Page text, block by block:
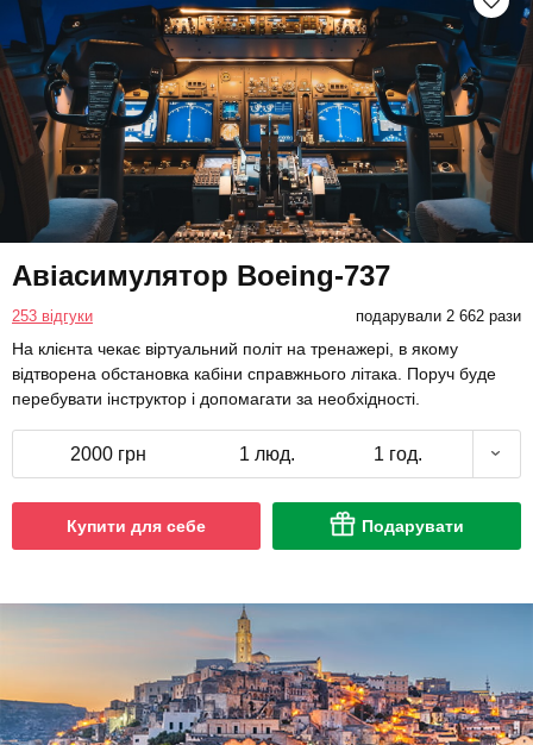
Авіасимулятор Boeing-737
253 відгуки подарували 2 662 рази
На клієнта чекає віртуальний політ на тренажері, в якому
відтворена обстановка кабіни справжнього літака. Поруч буде
перебувати інструктор і допомагати за необхідності.
2000 грн 1 люд. 1 год.
Купити для себе Подарувати